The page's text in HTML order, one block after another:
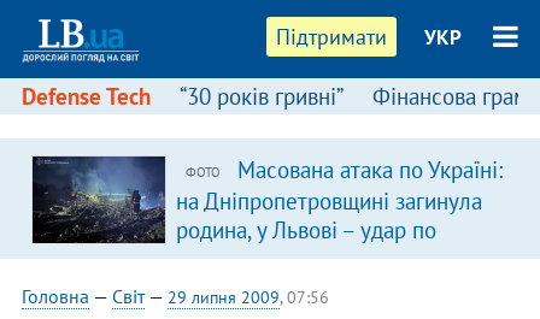
Підтримати УКР
Defense Tech “30 років гривні” Фінансова
ФОТО
Масована атака по Україні:
на Дніпропетровщині загинула
родина, у Львові – удар по
багатоповерхівках
(доповнюється)
Головна — Світ— 29 липня 2009, 07:56